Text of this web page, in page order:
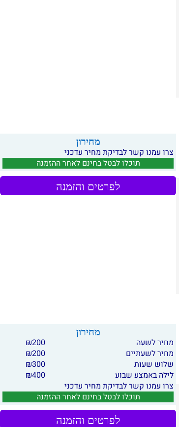
מחירון
צרו עמנו קשר לבדיקת מחיר עדכני
תוכלו לבטל בחינם לאחר ההזמנה
לפרטים והזמנה
מחירון
מחיר לשעה 200
₪
מחיר לשעתיים
200
₪
שלוש שעות
300
₪
לילה באמצע שבוע
400
₪
צרו עמנו קשר לבדיקת מחיר עדכני
תוכלו לבטל בחינם לאחר ההזמנה
לפרטים והזמנה